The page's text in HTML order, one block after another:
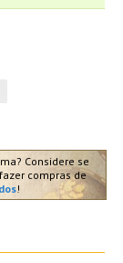
Considere se
compras de
!